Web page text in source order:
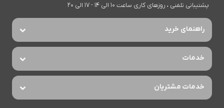
پشتیبانی تلفنی ، روزهای کاری ساعت 10 الی 14 - 17 الی 20
راهنمای خرید
خدمات
خدمات مشتریان